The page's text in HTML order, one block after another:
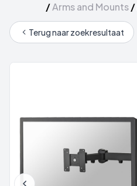
/Arms and Mounts/
Terug naar zoekresultaat